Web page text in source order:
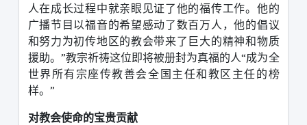
人在成长过程中就亲眼见证了他的福传工作。他的
广播节目以福音的希望感动了数百万人，他的倡议
和努力为初传地区的教会带来了巨大的精神和物质
援助。”教宗祈祷这位即将被册封为真福的人“成为全
世界所有宗座传教善会全国主任和教区主任的榜
样。”
对教会使命的宝贵贡献